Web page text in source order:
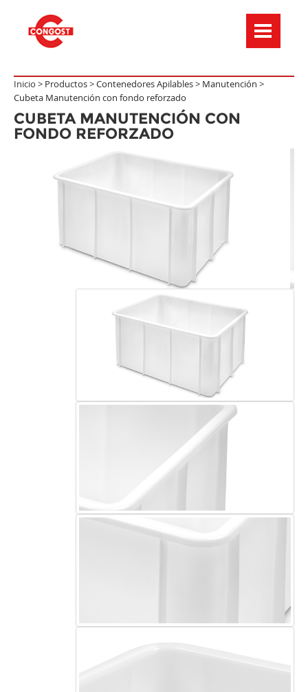
Inicio > Productos>Contenedores Apilables> Manutención >
Cubeta Manutención con fondo reforzado
CUBETA MANUTENCIÓN CON
FONDO REFORZADO